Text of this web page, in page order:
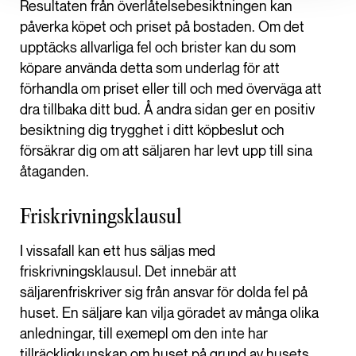
Resultaten från överlåtelsebesiktningen kan
påverka köpet och priset på bostaden. Om det
upptäcks allvarliga fel och brister kan du som
köpare använda detta som underlag för att
förhandla om priset eller till och med överväga att
dra tillbaka ditt bud. Å andra sidan ger en positiv
besiktning dig trygghet i ditt köpbeslut och
försäkrar dig om att säljaren har levt upp till sina
åtaganden.
Friskrivningsklausul
I vissafall kan ett hus säljas med
friskrivningsklausul. Det innebär att
säljarenfriskriver sig från ansvar för dolda fel på
huset. En säljare kan vilja göradet av många olika
anledningar, till exemepl om den inte har